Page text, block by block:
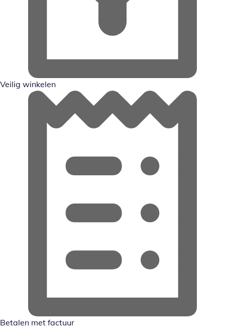
Veilig winkelen
Betalen met factuur